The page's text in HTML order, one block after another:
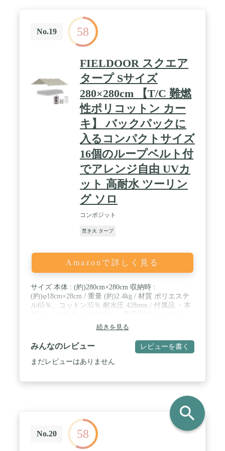
いで下さい。 / ＜PEPOテントのポールを利用して
タープを設営する場合＞ PEPOテントと連結する際
のポールの長さは、メインポール200cm・サブポー
ル120cm程度を目安に、別売ポールまたはお手持ち
No.19 58
FIELDOOR スクエア
タープ Sサイズ
280×280cm 【T/C 難燃
性ポリコットン カー
キ】 バックパックに
入るコンパクトサイズ
16個のループベルト付
でアレンジ自由 UVカ
ット 高耐水 ツーリン
グ ソロ
コンポジット
焚き火 タープ
Amazonで詳しく見る
サイズ 本体 : (約)280cm×280cm 収納時 :
(約)φ18cm×28cm / 重量 (約)2.4kg / 材質 ポリエステ
ル65％、コットン35％ 耐水圧 428mm / 付属品 ・本
取扱説明書(日本語) / ※商品は、モニターによって
色合いが異なって見える場合があります。 ※仕様・
デザインは改良のため予告なく変更することがあり
ます。
続きを見る
みんなのレビュー レビューを書く
まだレビューはありません
No.20 58
search